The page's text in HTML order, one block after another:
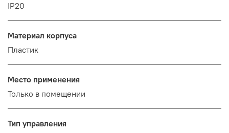
IP20
Материал корпуса
Пластик
Место применения
Только в помещении
Тип управления